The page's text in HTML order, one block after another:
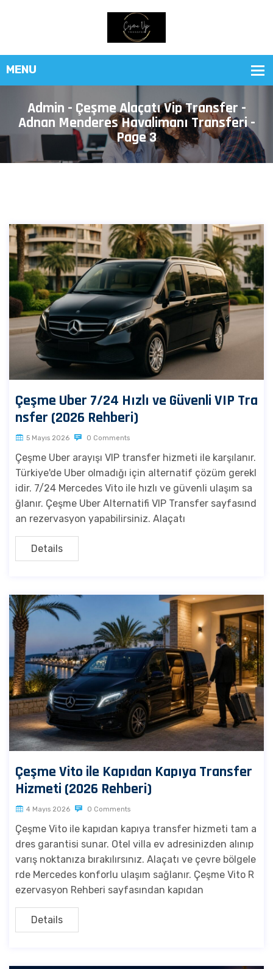
Admin - Çeşme Alaçatı Vip Transfer -
Adnan Menderes Havalimanı Transferi -
Page 3
Çeşme Uber 7/24 Hızlı ve Güvenli VIP Tra
nsfer (2026 Rehberi)
5 Mayıs 2026 0 Comments
Çeşme Uber arayışı VIP transfer hizmeti ile karşılanır.
Türkiye'de Uber olmadığı için alternatif çözüm gerekl
idir. 7/24 Mercedes Vito ile hızlı ve güvenli ulaşım sa
ğlanır. Çeşme Uber Alternatifi VIP Transfer sayfasınd
an rezervasyon yapabilirsiniz. Alaçatı
Details
Çeşme Vito ile Kapıdan Kapıya Transfer
Hizmeti (2026 Rehberi)
4 Mayıs 2026 0 Comments
Çeşme Vito ile kapıdan kapıya transfer hizmeti tam a
dres garantisi sunar. Otel villa ev adresinizden alınıp
varış noktanıza bırakılırsınız. Alaçatı ve çevre bölgele
rde Mercedes konforlu ulaşım sağlanır. Çeşme Vito R
ezervasyon Rehberi sayfasından kapıdan
Details